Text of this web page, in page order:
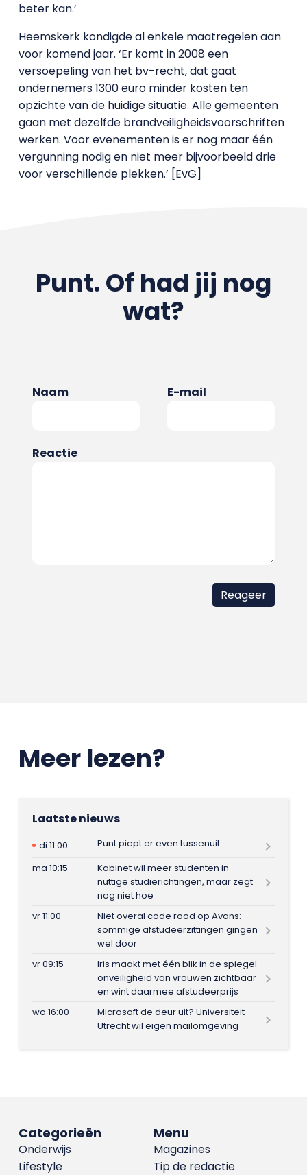
beter kan.’
Heemskerk kondigde al enkele maatregelen aan
voor komend jaar. ‘Er komt in 2008 een
versoepeling van het bv-recht, dat gaat
ondernemers 1300 euro minder kosten ten
opzichte van de huidige situatie. Alle gemeenten
gaan met dezelfde brandveiligheidsvoorschriften
werken. Voor evenementen is er nog maar één
vergunning nodig en niet meer bijvoorbeeld drie
voor verschillende plekken.’ [EvG]
Punt. Of had jij nog
wat?
Naam E-mail
Reactie
Meer lezen?
Laatste nieuws
di 11:00
Punt piept er even tussenuit
ma 10:15
Kabinet wil meer studenten in
nuttige studierichtingen, maar zegt
nog niet hoe
vr 11:00
Niet overal code rood op Avans:
sommige afstudeerzittingen gingen
wel door
vr 09:15
Iris maakt met één blik in de spiegel
onveiligheid van vrouwen zichtbaar
en wint daarmee afstudeerprijs
wo 16:00
Microsoft de deur uit? Universiteit
Utrecht wil eigen mailomgeving
Menu
Magazines
Tip de redactie
Categorieën
Onderwijs
Lifestyle